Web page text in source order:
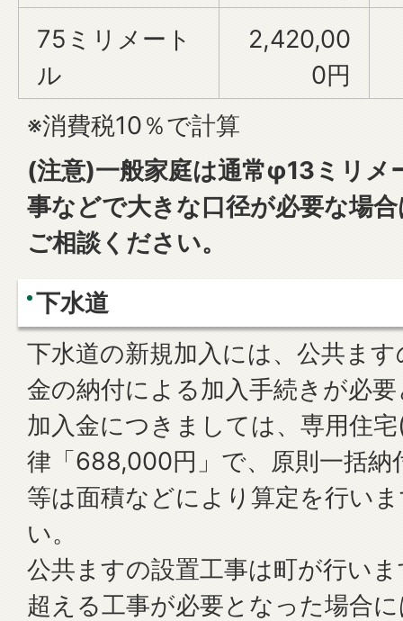
75ミリメート
ル
2,420,00
0円
※消費税10％で計算
(注意)一般家庭は通常φ13ミリメ
事などで大きな口径が必要な場
ご相談ください。
下水道
下水道の新規加入には、公共ま
金の納付による加入手続きが必
加入金につきましては、専用住
律「688,000円」で、原則一括納
等は面積などにより算定を行い
い。
公共ますの設置工事は町が行い
超える工事が必要となった場合